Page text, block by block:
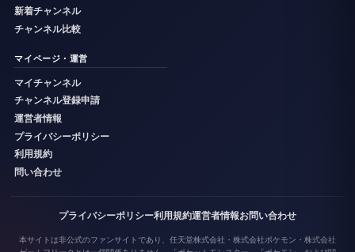
新着チャンネル
チャンネル比較
マイページ・運営
マイチャンネル
チャンネル登録申請
運営者情報
プライバシーポリシー
利用規約
問い合わせ
プライバシーポリシー利用規約運営者情報お問い合わせ
本サイトは非公式のファンサイトであり、任天堂株式会社・株式会社ポケモン・株式会社